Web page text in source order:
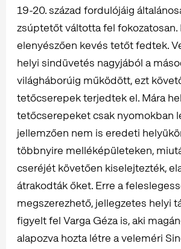
19-20. század fordulójáig
zsúptetőt váltotta fel fokozatosan.
elenyészően kevés tetőt fedtek.
helyi sindüvetés nagyjából a
világháborúig működött, ezt
tetőcserepek terjedtek el. Mára
tetőcserepeket csak nyomokban
jellemzően nem is eredeti
többnyire melléképületeken,
cseréjét követően kiselejtezték,
átrakodták őket. Erre a
megszerezhető, jellegzetes helyi
figyelt fel Varga Géza is, aki
alapozva hozta létre a veleméri